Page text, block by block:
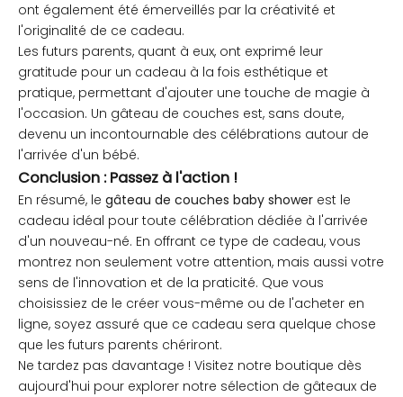
ont également été émerveillés par la créativité et
l'originalité de ce cadeau.
Les futurs parents, quant à eux, ont exprimé leur
gratitude pour un cadeau à la fois esthétique et
pratique, permettant d'ajouter une touche de magie à
l'occasion. Un gâteau de couches est, sans doute,
devenu un incontournable des célébrations autour de
l'arrivée d'un bébé.
Conclusion : Passez à l'action !
En résumé, le gâteau de couches baby shower est le
cadeau idéal pour toute célébration dédiée à l'arrivée
d'un nouveau-né. En offrant ce type de cadeau, vous
montrez non seulement votre attention, mais aussi votre
sens de l'innovation et de la praticité. Que vous
choisissiez de le créer vous-même ou de l'acheter en
ligne, soyez assuré que ce cadeau sera quelque chose
que les futurs parents chériront.
Ne tardez pas davantage ! Visitez notre boutique dès
aujourd'hui pour explorer notre sélection de gâteaux de